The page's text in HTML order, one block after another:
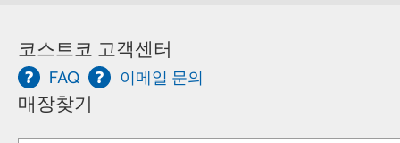
코스트코 고객센터
FAQ 이메일 문의
매장찾기